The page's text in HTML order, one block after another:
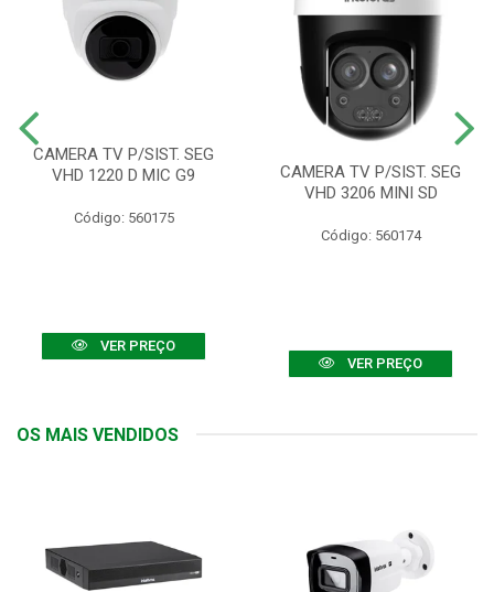
CAMERA TV P/SIST. SEG
VHD 1220 D MIC G9
Código: 560175
VER PREÇO
CAMERA TV P/SIST. SEG
VHD 3206 MINI SD
Código: 560174
VER PREÇO
OS MAIS VENDIDOS